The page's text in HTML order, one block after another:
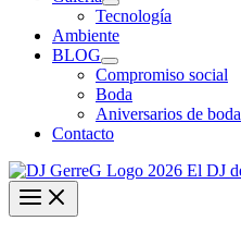
Tecnología
Ambiente
BLOG
Compromiso social
Boda
Aniversarios de boda
Contacto